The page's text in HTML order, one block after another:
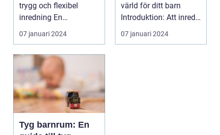
trygg och flexibel
inredning En
övergripande, grundlig
översik...
07 januari 2024
värld för ditt barn
Introduktion: Att inreda
ett barnrum är e...
07 januari 2024
Tyg barnrum: En